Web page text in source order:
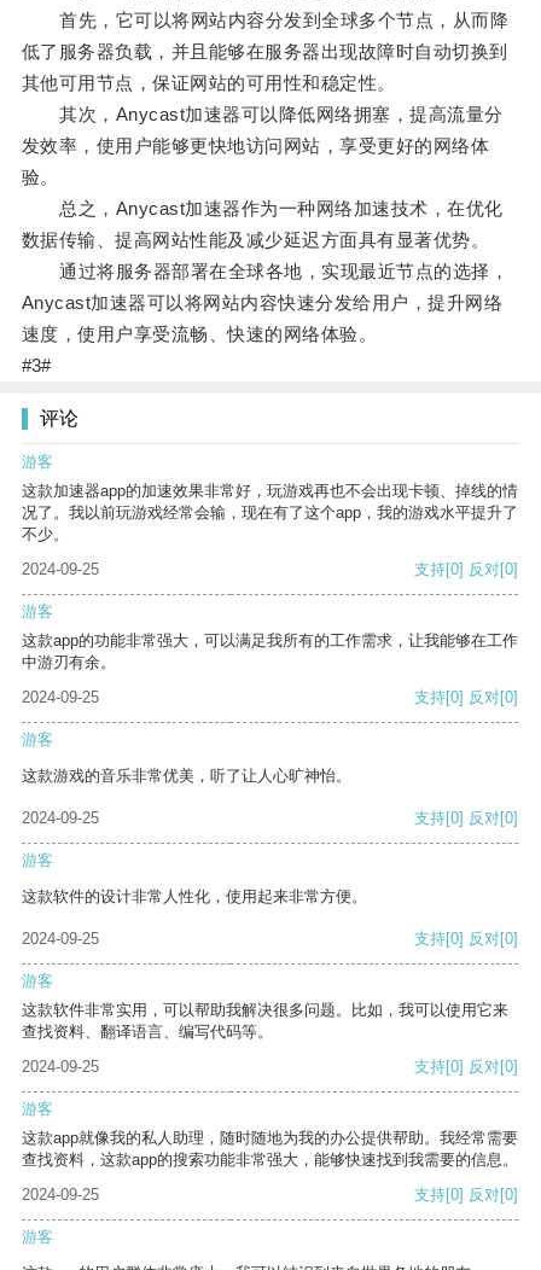
首先，它可以将网站内容分发到全球多个节点，从而降
低了服务器负载，并且能够在服务器出现故障时自动切换到
其他可用节点，保证网站的可用性和稳定性。
其次，Anycast加速器可以降低网络拥塞，提高流量分
发效率，使用户能够更快地访问网站，享受更好的网络体
验。
总之，Anycast加速器作为一种网络加速技术，在优化
数据传输、提高网站性能及减少延迟方面具有显著优势。
通过将服务器部署在全球各地，实现最近节点的选择，
Anycast加速器可以将网站内容快速分发给用户，提升网络
速度，使用户享受流畅、快速的网络体验。
#3#
评论
游客
这款加速器app的加速效果非常好，玩游戏再也不会出现卡顿、掉线的情
况了。我以前玩游戏经常会输，现在有了这个app，我的游戏水平提升了
不少。
2024-09-25
支持[0] 反对[0]
游客
这款app的功能非常强大，可以满足我所有的工作需求，让我能够在工作
中游刃有余。
2024-09-25
支持[0] 反对[0]
游客
这款游戏的音乐非常优美，听了让人心旷神怡。
2024-09-25 支持[0] 反对[0]
游客
这款软件的设计非常人性化，使用起来非常方便。
2024-09-25 支持[0] 反对[0]
游客
这款软件非常实用，可以帮助我解决很多问题。比如，我可以使用它来
查找资料、翻译语言、编写代码等。
2024-09-25
支持[0] 反对[0]
游客
这款app就像我的私人助理，随时随地为我的办公提供帮助。我经常需要
查找资料，这款app的搜索功能非常强大，能够快速找到我需要的信息。
2024-09-25
支持[0] 反对[0]
游客